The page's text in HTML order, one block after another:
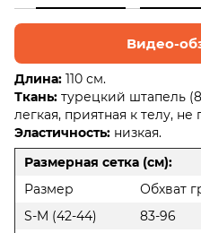
Видео-
Длина: 110 см.
Ткань: турецкий штапель
легкая, приятная к телу, не
Эластичность: низкая.
Размерная сетка (см):
Размер
Обхват
S-M (42-44)
83-96